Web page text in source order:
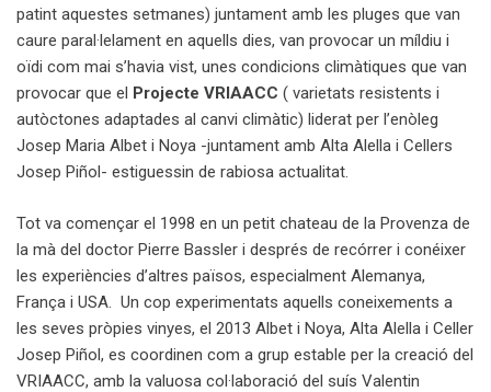
patint aquestes setmanes) juntament amb les pluges que van
caure paral·lelament en aquells dies, van provocar un míldiu i
oïdi com mai s’havia vist, unes condicions climàtiques que van
provocar que el Projecte VRIAACC ( varietats resistents i
autòctones adaptades al canvi climàtic) liderat per l’enòleg
Josep Maria Albet i Noya -juntament amb Alta Alella i Cellers
Josep Piñol- estiguessin de rabiosa actualitat.
Tot va començar el 1998 en un petit chateau de la Provenza de
la mà del doctor Pierre Bassler i després de recórrer i conéixer
les experiències d’altres països, especialment Alemanya,
França i USA. Un cop experimentats aquells coneixements a
les seves pròpies vinyes, el 2013 Albet i Noya, Alta Alella i Celler
Josep Piñol, es coordinen com a grup estable per la creació del
VRIAACC, amb la valuosa col·laboració del suís Valentin